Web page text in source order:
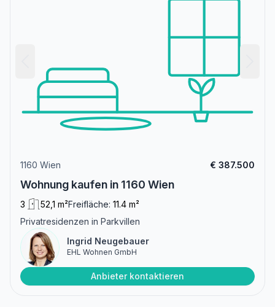
1160 Wien € 387.500
Wohnung kaufen in 1160 Wien
3 52,1 m²Freifläche: 11.4 m²
Privatresidenzen in Parkvillen
Ingrid Neugebauer
EHL Wohnen GmbH
Anbieter kontaktieren